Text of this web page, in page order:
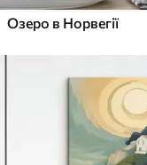
Озеро в Норвегії